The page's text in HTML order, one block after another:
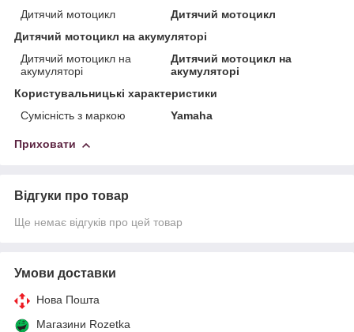
Дитячий мотоцикл
Дитячий мотоцикл
Дитячий мотоцикл на акумуляторі
Дитячий мотоцикл на
акумуляторі
Дитячий мотоцикл на
акумуляторі
Користувальницькі характеристики
Сумісність з маркою
Yamaha
Приховати
Відгуки про товар
Ще немає відгуків про цей товар
Умови доставки
Нова Пошта
Магазини Rozetka